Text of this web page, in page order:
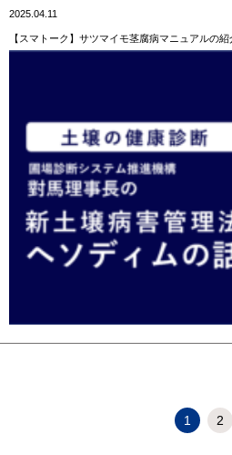
2025.04.11
【スマトーク】サツマイモ茎腐病マニュアルの紹
1 2